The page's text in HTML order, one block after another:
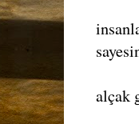
alçak